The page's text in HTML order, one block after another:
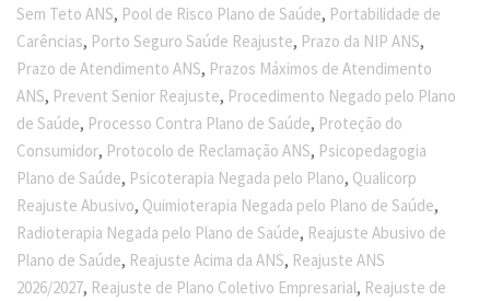
Sem Teto ANS, Pool de Risco Plano de Saúde, Portabilidade de
Carências, Porto Seguro Saúde Reajuste, Prazo da NIP ANS,
Prazo de Atendimento ANS, Prazos Máximos de Atendimento
ANS, Prevent Senior Reajuste, Procedimento Negado pelo Plano
de Saúde, Processo Contra Plano de Saúde, Proteção do
Consumidor, Protocolo de Reclamação ANS, Psicopedagogia
Plano de Saúde, Psicoterapia Negada pelo Plano, Qualicorp
Reajuste Abusivo, Quimioterapia Negada pelo Plano de Saúde,
Radioterapia Negada pelo Plano de Saúde, Reajuste Abusivo de
Plano de Saúde, Reajuste Acima da ANS, Reajuste ANS
2026/2027, Reajuste de Plano Coletivo Empresarial, Reajuste de